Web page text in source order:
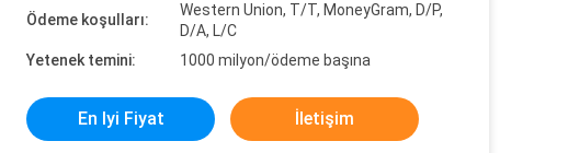
Ödeme koşulları:
Western Union, T/T, MoneyGram, D/P,
D/A, L/C
Yetenek temini:
1000 milyon/ödeme başına
En Iyi Fiyat İletişim